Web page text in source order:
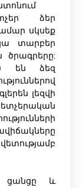
ձեր
սկսեք
տարբեր
են ձեզ
լեզվի
ցանցը և